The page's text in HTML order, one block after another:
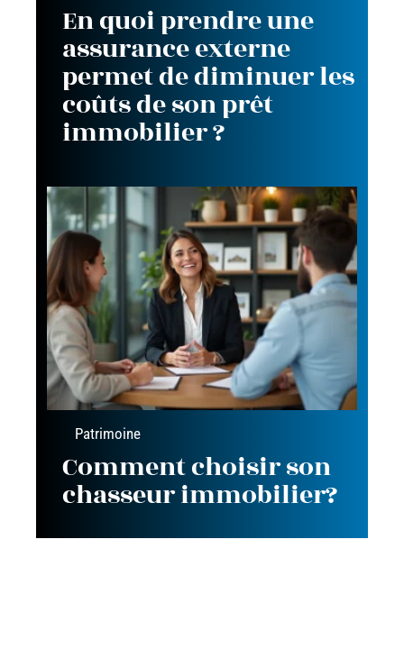
En quoi prendre une
assurance externe
permet de diminuer les
coûts de son prêt
immobilier ?
Patrimoine
Comment choisir son
chasseur immobilier?